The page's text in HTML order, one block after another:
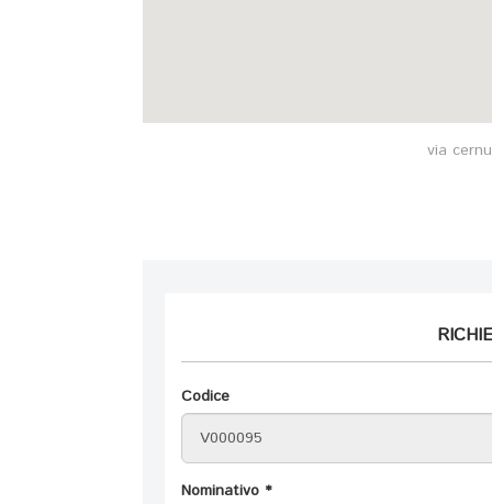
via
Codice
Nominativo *